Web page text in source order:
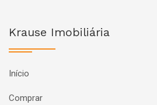
Krause Imobiliária
Início
Comprar